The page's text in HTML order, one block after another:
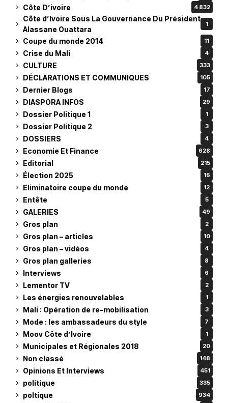
Côte D’ivoire 4 832
Côte d’Ivoire Sous La Gouvernance Du Président
Alassane Ouattara
1
Coupe du monde 2014 11
Crise du Mali 4
CULTURE 333
DÉCLARATIONS ET COMMUNIQUES 105
Dernier Blogs 17
DIASPORA INFOS 29
Dossier Politique 1 1
Dossier Politique 2 3
DOSSIERS 4
Economie Et Finance 628
Editorial 215
Élection 2025 16
Eliminatoire coupe du monde 12
Entête 5
GALERIES 49
Gros plan 2
Gros plan – articles 10
Gros plan – vidéos 4
Gros plan galleries 8
Interviews 6
Lementor TV 2
Les énergies renouvelables 1
Mali : Opération de re-mobilisation 3
Mode : les ambassadeurs du style 7
Moov Côte d’Ivoire 1
Municipales et Régionales 2018 20
Non classé 148
Opinions Et Interviews 451
politique 335
poltique 934